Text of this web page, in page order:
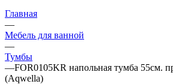
Главная
—
Мебель для ванной
—
Тумбы
—FOR0105KR напольная тумба 55см.
(Aqwella)